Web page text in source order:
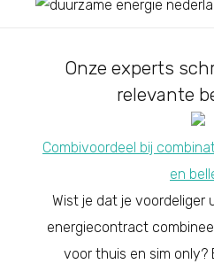
Onze experts
relevante
Combivoordeel bij
en
Wist je dat je voordeliger
energiecontract
voor thuis en sim only?